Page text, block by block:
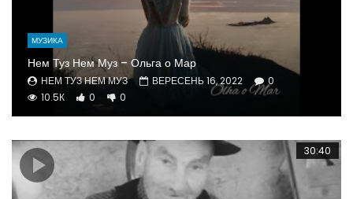
МУЗИКА
Нем Туз Нем Муз – Ольга о Мар
НЕМ ТУЗ НЕМ МУЗ ВЕРЕСЕНЬ 16, 2022
0
10.5К
0 0
30:40